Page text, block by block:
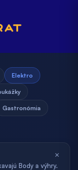
Elektro
Gastronómia
Body a výhry.
×